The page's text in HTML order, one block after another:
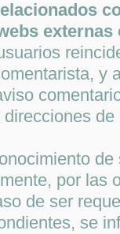
y
por las
de ser
se